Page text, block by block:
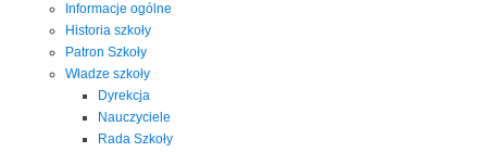
Informacje ogólne
Historia szkoły
Patron Szkoły
Władze szkoły
Dyrekcja
Nauczyciele
Rada Szkoły